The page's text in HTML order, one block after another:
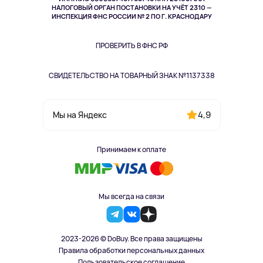
НАЛОГОВЫЙ ОРГАН ПОСТАНОВКИ НА УЧЁТ 2310 —
ИНСПЕКЦИЯ ФНС РОССИИ № 2 ПО Г. КРАСНОДАРУ
ПРОВЕРИТЬ В ФНС РФ
СВИДЕТЕЛЬСТВО НА ТОВАРНЫЙ ЗНАК №1137338
Мы на Яндекс 4,9
Принимаем к оплате
Мы всегда на связи
Одежда и аксессуары
2023-2026 © DoBuy. Все права защищены
Правила обработки персональных данных